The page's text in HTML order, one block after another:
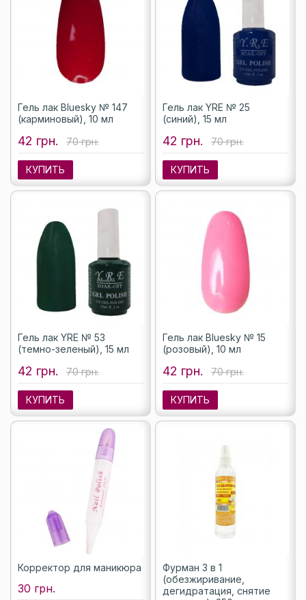
Гель лак Bluesky № 147
(карминовый), 10 мл
42 грн. 70 грн.
КУПИТЬ
Гель лак YRE № 25
(синий), 15 мл
42 грн. 70 грн.
КУПИТЬ
Гель лак YRE № 53
(темно-зеленый), 15 мл
42 грн. 70 грн.
КУПИТЬ
Гель лак Bluesky № 15
(розовый), 10 мл
42 грн. 70 грн.
КУПИТЬ
Корректор для маникюра
30 грн.
Фурман 3 в 1
(обезжиривание,
дегидратация, снятие